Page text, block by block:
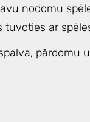
nodomu
ar
pārdomu